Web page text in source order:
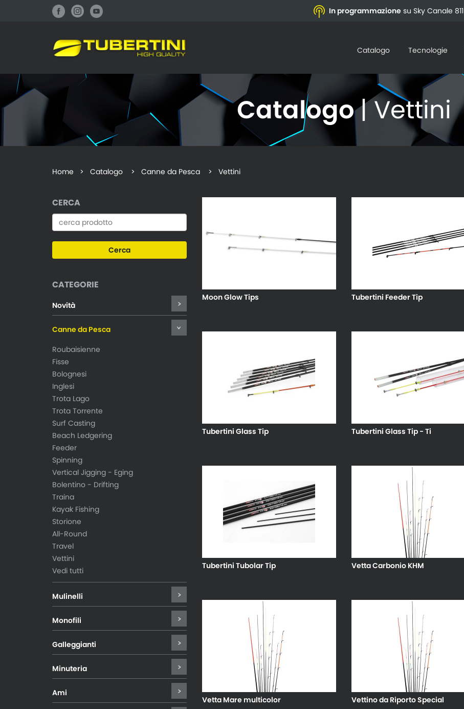
In programmazione su Sky Canale 811
Catalogo Tecnologie
Catalogo| Vettini
Home > Catalogo > Canne da Pesca > Vettini
CERCA
CATEGORIE
Novità
Canne da Pesca
Roubaisienne
Fisse
Bolognesi
Inglesi
Trota Lago
Trota Torrente
Surf Casting
Beach Ledgering
Feeder
Spinning
Vertical Jigging - Eging
Bolentino - Drifting
Traina
Kayak Fishing
Storione
All-Round
Travel
Vettini
Vedi tutti
Mulinelli
Monofili
Galleggianti
Minuteria
Ami
Moon Glow Tips Tubertini Feeder Tip
Tubertini Glass Tip Tubertini Glass Tip - Ti
Tubertini Tubolar Tip Vetta Carbonio KHM
Vetta Mare multicolor Vettino da Riporto Special